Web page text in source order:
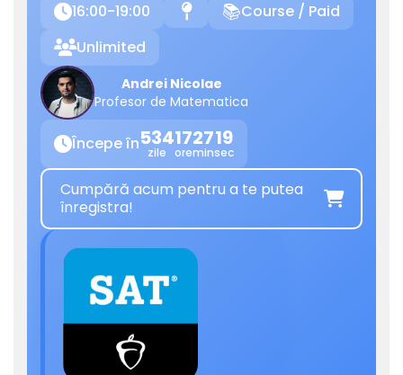
16:00-19:00 📍 📚Course / Paid
Unlimited
Andrei Nicolae
Profesor de Matematica
Începe în534
zile
17
ore
27
min
19
sec
Cumpără acum pentru a te putea
înregistra!
